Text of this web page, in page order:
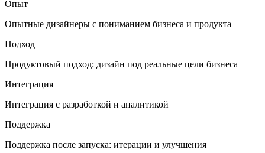
Опыт
Опытные дизайнеры с пониманием бизнеса и продукта
Подход
Продуктовый подход: дизайн под реальные цели бизнеса
Интеграция
Интеграция с разработкой и аналитикой
Поддержка
Поддержка после запуска: итерации и улучшения